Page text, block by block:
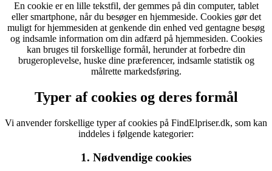
En cookie er en lille tekstfil, der gemmes på din computer, tablet
eller smartphone, når du besøger en hjemmeside. Cookies gør det
muligt for hjemmesiden at genkende din enhed ved gentagne besøg
og indsamle information om din adfærd på hjemmesiden. Cookies
kan bruges til forskellige formål, herunder at forbedre din
brugeroplevelse, huske dine præferencer, indsamle statistik og
målrette markedsføring.
Typer af cookies og deres formål
Vi anvender forskellige typer af cookies på FindElpriser.dk, som kan
inddeles i følgende kategorier:
1. Nødvendige cookies